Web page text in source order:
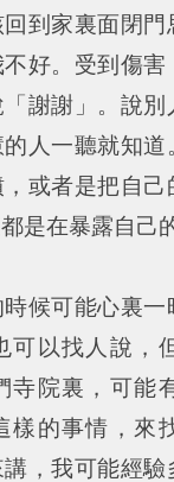
到家裏面閉
好。受到傷害
謝謝」。說別
人一聽就知道
或者是把自己
是在暴露自己
可能心裏一
可以找人說，
寺院裏，可能
樣的事情，來
，我可能經